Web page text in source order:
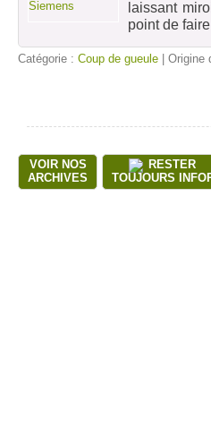
laissant
point de faire
Catégorie : Coup de gueule | Origine
VOIR NOS
ARCHIVES
RESTER
TOUJOURS